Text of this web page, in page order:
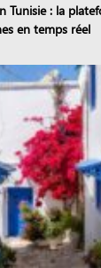
Tunisie : la
en temps réel